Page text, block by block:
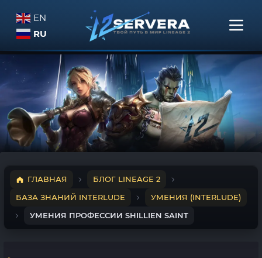
EN
RU
ГЛАВНАЯ
БЛОГ LINEAGE 2
БАЗА ЗНАНИЙ INTERLUDE
УМЕНИЯ (INTERLUDE)
УМЕНИЯ ПРОФЕССИИ SHILLIEN SAINT